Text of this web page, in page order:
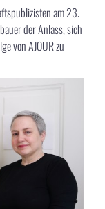
am 23.
der Anlass, sich
von AJOUR zu